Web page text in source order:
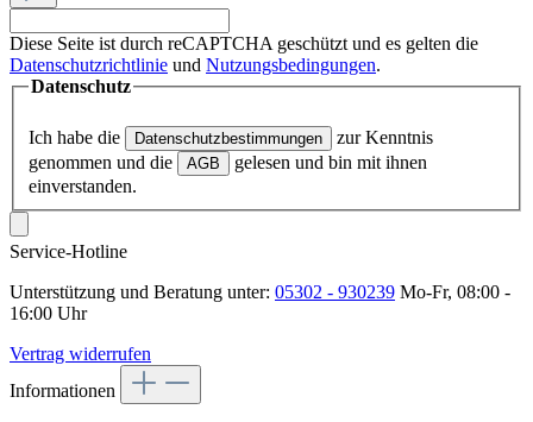
Diese Seite ist durch reCAPTCHA geschützt und es gelten die
Datenschutzrichtlinie und Nutzungsbedingungen.
Datenschutz
Ich habe die Datenschutzbestimmungen
zur Kenntnis
genommen und die
AGB
gelesen und bin mit ihnen
einverstanden.
Service-Hotline
Unterstützung und Beratung unter: 05302 - 930239 Mo-Fr, 08:00 -
16:00 Uhr
Vertrag widerrufen
Informationen